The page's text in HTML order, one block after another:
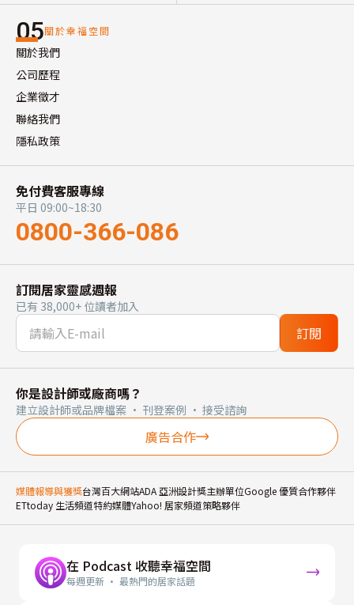
05關於幸福空間
關於我們
公司歷程
企業徵才
聯絡我們
隱私政策
免付費客服專線
平日 09:00~18:30
0800-366-086
訂閱居家靈感週報
已有 38,000+ 位讀者加入
訂閱
你是設計師或廠商嗎？
建立設計師或品牌檔案 · 刊登案例 · 接受諮詢
廣告合作
媒體報導與獲獎台灣百大網站ADA 亞洲設計獎主辦單位Google 優質合作夥伴
ETtoday 生活頻道特約媒體Yahoo! 居家頻道策略夥伴
在 Podcast 收聽幸福空間
每週更新 · 最熱門的居家話題